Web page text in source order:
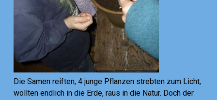
Die Samen reiften, 4 junge Pflanzen strebten zum Licht,
wollten endlich in die Erde, raus in die Natur. Doch der